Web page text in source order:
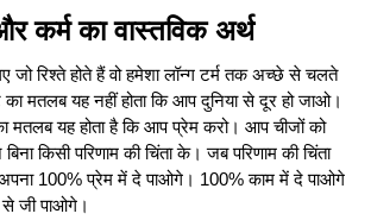
कर्म का वास्तविक अर्थ
जो रिश्ते होते हैं वो हमेशा लॉन्ग टर्म तक अच्छे से चलते
का मतलब यह नहीं होता कि आप दुनिया से दूर हो जाओ।
यह होता है कि आप प्रेम करो। आप चीजों को
किसी परिणाम की चिंता के। जब परिणाम की चिंता
अपना 100% प्रेम में दे पाओगे। 100% काम में दे पाओगे
से जी पाओगे।